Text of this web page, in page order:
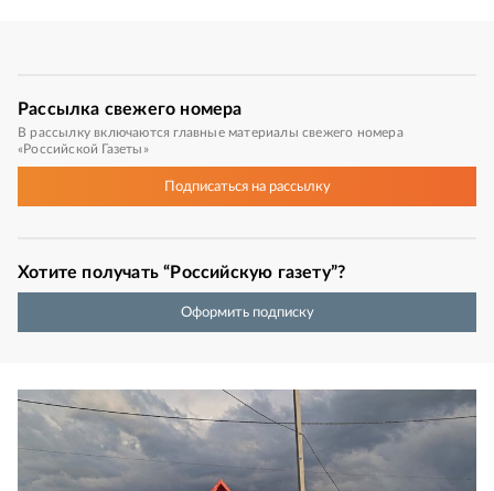
Рассылка свежего номера
В рассылку включаются главные материалы свежего номера
«Российской Газеты»
Подписатьсяна рассылку
Хотите получать “Российскую газету”?
Оформить подписку